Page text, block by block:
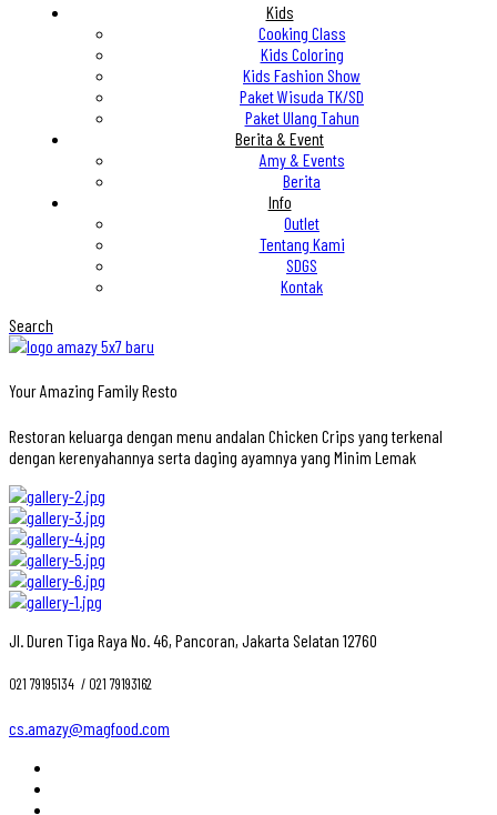
Kids
Cooking Class
Kids Coloring
Kids Fashion Show
Paket Wisuda TK/SD
Paket Ulang Tahun
Berita & Event
Amy & Events
Berita
Info
Outlet
Tentang Kami
SDGS
Kontak
Search
Your Amazing Family Resto
Restoran keluarga dengan menu andalan Chicken Crips yang terkenal
dengan kerenyahannya serta daging ayamnya yang Minim Lemak
Jl. Duren Tiga Raya No. 46, Pancoran, Jakarta Selatan 12760
021 79195134 ‎ / 021 79193162
cs.amazy@magfood.com